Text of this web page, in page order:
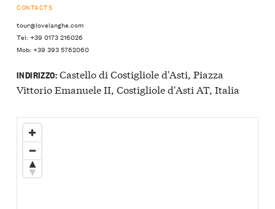
CONTACTS
tour@lovelanghe.com
Tel: +39 0173 216026
Mob: +39 393 5762060
INDIRIZZO:Castello di Costigliole d'Asti, Piazza
Vittorio Emanuele II, Costigliole d'Asti AT, Italia